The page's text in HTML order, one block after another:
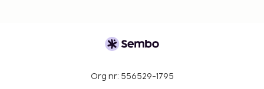
Org nr: 556529-1795